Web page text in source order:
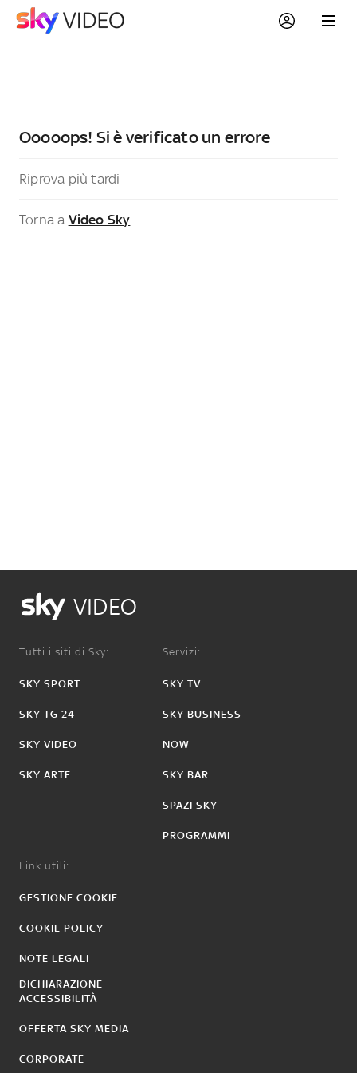
Ooooops! Si è verificato un errore
Riprova più tardi
Torna a Video Sky
VIDEO
Tutti i siti di Sky:
SKY SPORT
SKY TG 24
SKY VIDEO
SKY ARTE
Servizi:
SKY TV
SKY BUSINESS
NOW
SKY BAR
SPAZI SKY
PROGRAMMI
Link utili:
GESTIONE COOKIE
COOKIE POLICY
NOTE LEGALI
DICHIARAZIONE
ACCESSIBILITÀ
OFFERTA SKY MEDIA
CORPORATE